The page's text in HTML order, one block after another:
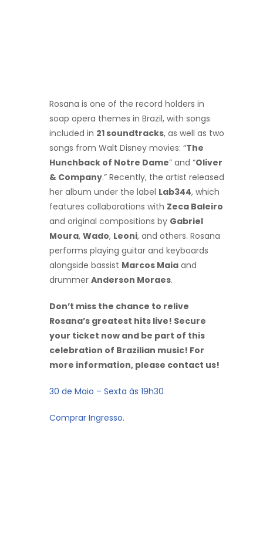
Rosana is one of the record holders in
soap opera themes in Brazil, with songs
included in 21 soundtracks, as well as two
songs from Walt Disney movies: “The
Hunchback of Notre Dame” and “Oliver
& Company.” Recently, the artist released
her album under the label Lab344, which
features collaborations with Zeca Baleiro
and original compositions by Gabriel
Moura, Wado, Leoni, and others. Rosana
performs playing guitar and keyboards
alongside bassist Marcos Maia and
drummer Anderson Moraes.
Don’t miss the chance to relive
Rosana’s greatest hits live! Secure
your ticket now and be part of this
celebration of Brazilian music! For
more information, please contact us!
30 de Maio – Sexta às 19h30
Comprar Ingresso.